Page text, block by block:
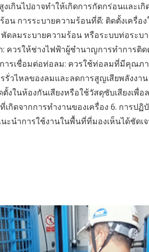
กินไปอาจทำให้เกิดการกัดกร่อนและเกิ
น การระบายความร้อนที่ดี: ติดตั้งเครื่อ
ดลมระบายความร้อน หรือระบบท่อระบ
ควรให้ช่างไฟฟ้าผู้ชำนาญการทำการติด
ารเชื่อมต่อท่อลม: ควรใช้ท่อลมที่มีคุณภ
วไหลของลมและลดการสูญเสียพลังงาน
งในห้องกันเสียงหรือใช้วัสดุซับเสียงเพื่อ
กิดจากการทำงานของเครื่อง 6. การปฏิ
ะนำการใช้งานในพื้นที่ที่มองเห็นได้ชัดเ